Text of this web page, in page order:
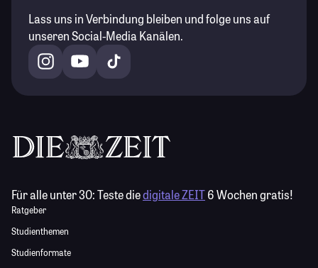
Lass uns in Verbindung bleiben und folge uns auf
unseren Social-Media Kanälen.
Für alle unter 30:Teste diedigitale ZEIT6 Wochen gratis!
Ratgeber
Studienthemen
Studienformate